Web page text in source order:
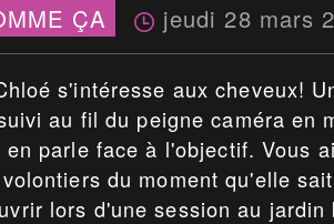
ÇA jeudi 28 mars
s'intéresse aux cheveux!
au fil du peigne caméra en
parle face à l'objectif. Vous
du moment qu'elle
lors d'une session au jardin